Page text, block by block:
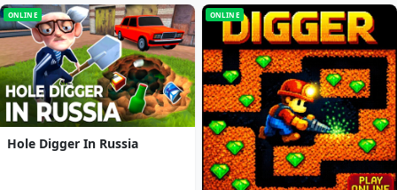
ONLINE
Hole Digger In Russia
ONLINE